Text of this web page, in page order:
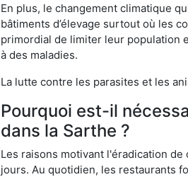
En plus, le changement climatique
bâtiments d’élevage surtout où les
primordial de limiter leur population
à des maladies.
La lutte contre les parasites et les
Pourquoi est-il
dans la Sarthe ?
Les raisons motivant l'éradication
jours. Au quotidien, les restaurants